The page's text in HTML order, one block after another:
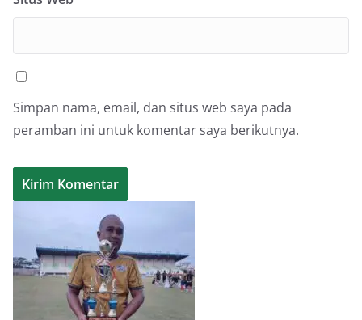
Simpan nama, email, dan situs web saya pada
peramban ini untuk komentar saya berikutnya.